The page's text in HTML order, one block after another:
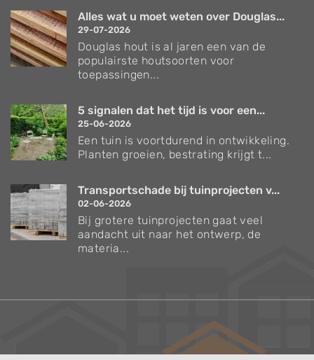
Alles wat u moet weten over Douglas...
29-07-2026
Douglas hout is al jaren een van de
populairste houtsoorten voor
toepassingen...
5 signalen dat het tijd is voor een...
25-06-2026
Een tuin is voortdurend in ontwikkeling.
Planten groeien, bestrating krijgt t...
Transportschade bij tuinprojecten v...
02-06-2026
Bij grotere tuinprojecten gaat veel
aandacht uit naar het ontwerp, de
materia...